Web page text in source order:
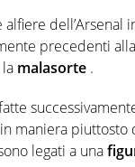
dell’Arsenal
precedenti
malasorte .
maniera piuttosto
legati a una